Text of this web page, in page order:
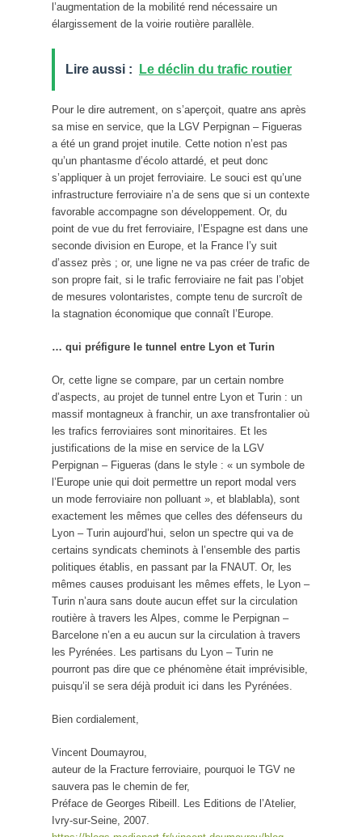
l’augmentation de la mobilité rend nécessaire un
élargissement de la voirie routière parallèle.
Lire aussi : Le déclin du trafic routier
Pour le dire autrement, on s’aperçoit, quatre ans après
sa mise en service, que la LGV Perpignan – Figueras
a été un grand projet inutile. Cette notion n’est pas
qu’un phantasme d’écolo attardé, et peut donc
s’appliquer à un projet ferroviaire. Le souci est qu’une
infrastructure ferroviaire n’a de sens que si un contexte
favorable accompagne son développement. Or, du
point de vue du fret ferroviaire, l’Espagne est dans une
seconde division en Europe, et la France l’y suit
d’assez près ; or, une ligne ne va pas créer de trafic de
son propre fait, si le trafic ferroviaire ne fait pas l’objet
de mesures volontaristes, compte tenu de surcroît de
la stagnation économique que connaît l’Europe.
… qui préfigure le tunnel entre Lyon et Turin
Or, cette ligne se compare, par un certain nombre
d’aspects, au projet de tunnel entre Lyon et Turin : un
massif montagneux à franchir, un axe transfrontalier où
les trafics ferroviaires sont minoritaires. Et les
justifications de la mise en service de la LGV
Perpignan – Figueras (dans le style : « un symbole de
l’Europe unie qui doit permettre un report modal vers
un mode ferroviaire non polluant », et blablabla), sont
exactement les mêmes que celles des défenseurs du
Lyon – Turin aujourd’hui, selon un spectre qui va de
certains syndicats cheminots à l’ensemble des partis
politiques établis, en passant par la FNAUT. Or, les
mêmes causes produisant les mêmes effets, le Lyon –
Turin n’aura sans doute aucun effet sur la circulation
routière à travers les Alpes, comme le Perpignan –
Barcelone n’en a eu aucun sur la circulation à travers
les Pyrénées. Les partisans du Lyon – Turin ne
pourront pas dire que ce phénomène était imprévisible,
puisqu’il se sera déjà produit ici dans les Pyrénées.
Bien cordialement,
Vincent Doumayrou,
auteur de la Fracture ferroviaire, pourquoi le TGV ne
sauvera pas le chemin de fer,
Préface de Georges Ribeill. Les Editions de l’Atelier,
Ivry-sur-Seine, 2007.